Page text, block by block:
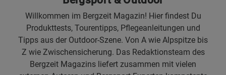
Willkommen im Bergzeit Magazin! Hier findest Du
Produkttests, Tourentipps, Pflegeanleitungen und
Tipps aus der Outdoor-Szene. Von A wie Alpspitze bis
Z wie Zwischensicherung. Das Redaktionsteam des
Bergzeit Magazins liefert zusammen mit vielen